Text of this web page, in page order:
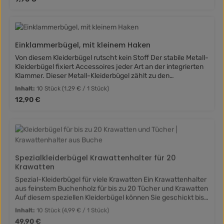
Kunststoff sehr textilschonend. So lassen sich empfindliche
aufbewahren. Dank des Klammer-Kleiderbügels mit einer
Größe von 5,5 x 2,2 cm bringen Sie so Ordnung in den
hier oft ein unsortiertes Dasein. Den Einklammerbügel
können Sie in Einheiten zu 10 und zu 50 Stück bestellen.
Der Einklammerbügel auf einen Blick: 5,5 x 2,2 cm aus Metall
Einklammerbügel, mit kleinem Haken
Von diesem Kleiderbügel rutscht kein Stoff Der stabile Metall-
Kleiderbügel fixiert Accessoires jeder Art an der integrierten
Klammer. Dieser Metall-Kleiderbügel zählt zu den
Einklammerbügeln. Damit eignet er sich besonders gut für
Accessoires, Schuhwerk, Schals und Tücher oder auch für
Krawatten, Socken und Hüte. Durch die schmale
Klammer, die durch ihre Gummierung zudem noch
textilschonend ist. Optisch abgerundet wird der Kleiderbügel
Kleiderbügel auf einen Blick: Klammergröße 5,5 x 2,5 cm aus
Inhalt:10 Stück (1,29 € / 1 Stück)
Regulärer Preis:
12,90 €
Spezialkleiderbügel Krawattenhalter für 20
Krawatten
Spezial-Kleiderbügel für viele Krawatten Ein Krawattenhalter
aus feinstem Buchenholz für bis zu 20 Tücher und Krawatten
Auf diesem speziellen Kleiderbügel können Sie geschickt bis
Buchenholz gefertigt und mit vernickelten Metallteilen
Inhalt: 10 Stück (4,99 € / 1 Stück)
Regulärer Preis:
49,90 €